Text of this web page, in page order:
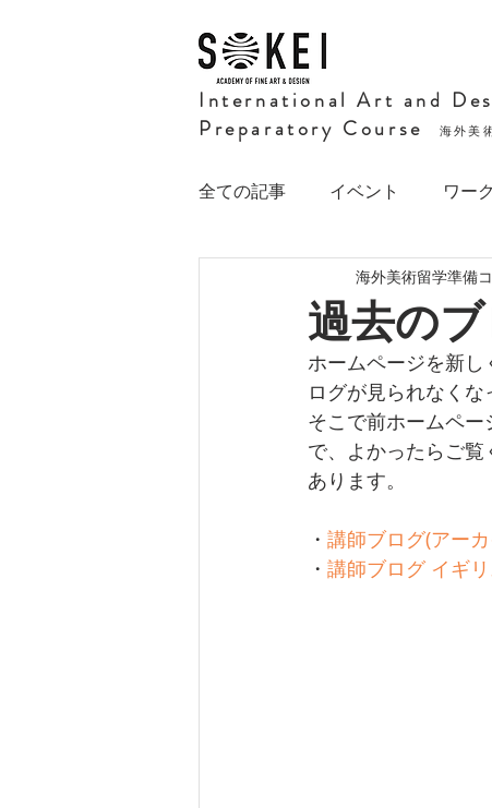
International Art and
Preparatory Course
海外美
全ての記事 イベント ワー
過去の
海外美術留学準備
ホームページを新
ログが見られなくな
そこで前ホームペ
で、よかったらご
あります。
・ 講師ブログ(アー
・ 講師ブログ イギ